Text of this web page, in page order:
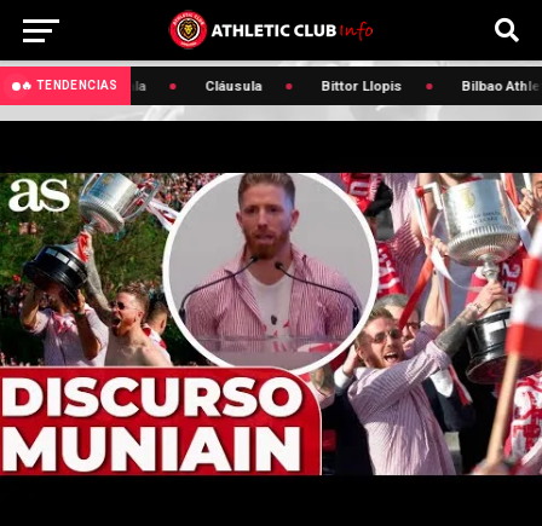
🔥 TENDENCIAS
Julen Agirrezabala Cláusula Bittor Llopis Bilbao